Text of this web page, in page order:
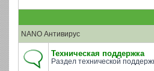
NANO Антивирус
Техническая поддержка
Раздел технической